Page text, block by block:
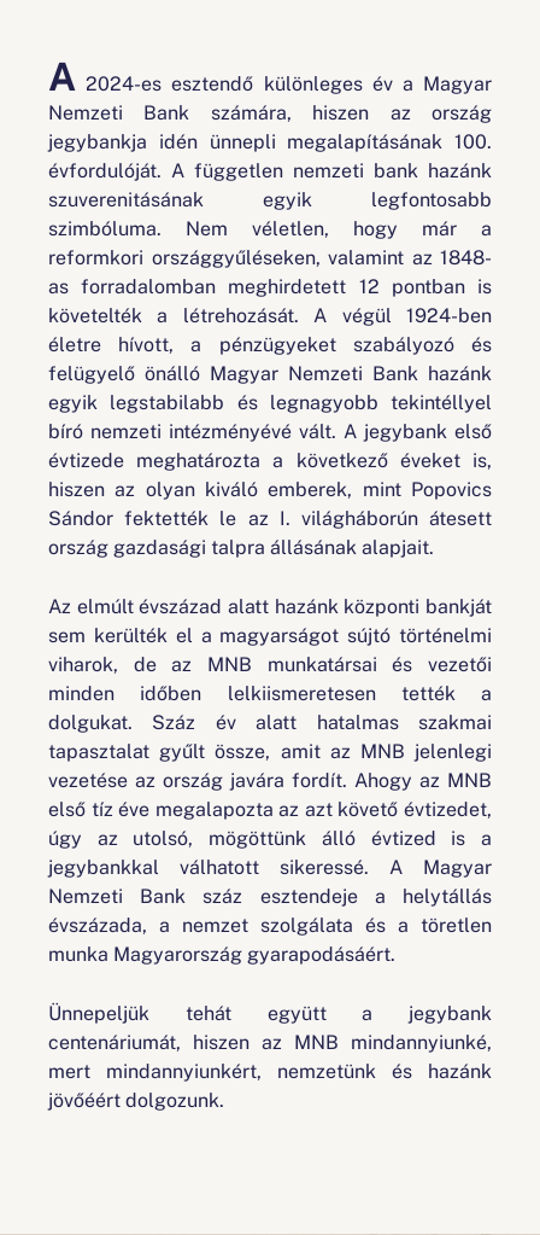
A 2024-es esztendő különleges év a Magyar
Nemzeti Bank számára, hiszen az ország
jegybankja idén ünnepli megalapításának 100.
évfordulóját. A független nemzeti bank hazánk
szuverenitásának egyik legfontosabb
szimbóluma. Nem véletlen, hogy már a
reformkori országgyűléseken, valamint az 1848-
as forradalomban meghirdetett 12 pontban is
követelték a létrehozását. A végül 1924-ben
életre hívott, a pénzügyeket szabályozó és
felügyelő önálló Magyar Nemzeti Bank hazánk
egyik legstabilabb és legnagyobb tekintéllyel
bíró nemzeti intézményévé vált. A jegybank első
évtizede meghatározta a következő éveket is,
hiszen az olyan kiváló emberek, mint Popovics
Sándor fektették le az I. világháborún átesett
ország gazdasági talpra állásának alapjait.
Az elmúlt évszázad alatt hazánk központi bankját
sem kerülték el a magyarságot sújtó történelmi
viharok, de az MNB munkatársai és vezetői
minden időben lelkiismeretesen tették a
dolgukat. Száz év alatt hatalmas szakmai
tapasztalat gyűlt össze, amit az MNB jelenlegi
vezetése az ország javára fordít. Ahogy az MNB
első tíz éve megalapozta az azt követő évtizedet,
úgy az utolsó, mögöttünk álló évtized is a
jegybankkal válhatott sikeressé. A Magyar
Nemzeti Bank száz esztendeje a helytállás
évszázada, a nemzet szolgálata és a töretlen
munka Magyarország gyarapodásáért.
Ünnepeljük tehát együtt a jegybank
centenáriumát, hiszen az MNB mindannyiunké,
mert mindannyiunkért, nemzetünk és hazánk
jövőéért dolgozunk.